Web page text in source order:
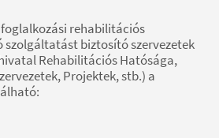
rehabilitációs
biztosító szervezetek
Rehabilitációs Hatósága,
Projektek, stb.) a